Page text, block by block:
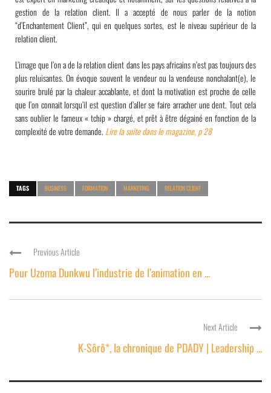
gestion de la relation client. Il a accepté de nous parler de la notion
“d’Enchantement Client”, qui en quelques sortes, est le niveau supérieur de la
relation client.
L’image que l’on a de la relation client dans les pays africains n’est pas toujours des
plus reluisantes. On évoque souvent le vendeur ou la vendeuse nonchalant(e), le
sourire brulé par la chaleur accablante, et dont la motivation est proche de celle
que l’on connait lorsqu’il est question d’aller se faire arracher une dent. Tout cela
sans oublier le fameux « tchip » chargé, et prêt à être dégainé en fonction de la
complexité de votre demande. Lire la suite dans le magazine, p 28
TAGS BUSINESS FORMATION MARKETING RELATION CLIENT
Previous Article
Pour Uzoma Dunkwu l’industrie de l’animation en ...
Next Article
K-Sôrô*, la chronique de PDADY | Leadership ...